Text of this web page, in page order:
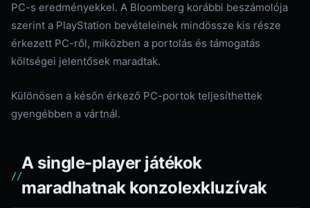
PC-s eredményekkel. A Bloomberg korábbi beszámolója
szerint a PlayStation bevételeinek mindössze kis része
érkezett PC-ről, miközben a portolás és támogatás
költségei jelentősek maradtak.
Különösen a későn érkező PC-portok teljesíthettek
gyengébben a vártnál.
A single-player játékok
maradhatnak konzolexkluzívak